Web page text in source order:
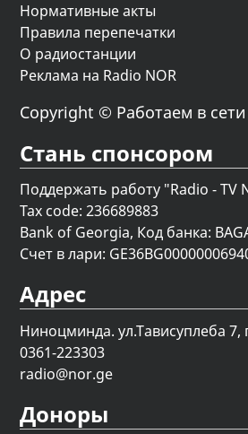
Нормативные акты
Правила перепечатки
О радиостанции
Реклама на Radio NOR
Copyright © Работаем в сети
Стань спонсором
Поддержать работу "Radio - TV
Tax code: 236689883
Bank of Georgia, Код банка:
Счет в лари:
Адрес
Ниноцминда. ул.Тависуплеба 7,
0361-223303
radio@nor.ge
Доноры